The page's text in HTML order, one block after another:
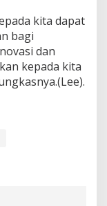
kita dapat
bagi
dan
kepada kita